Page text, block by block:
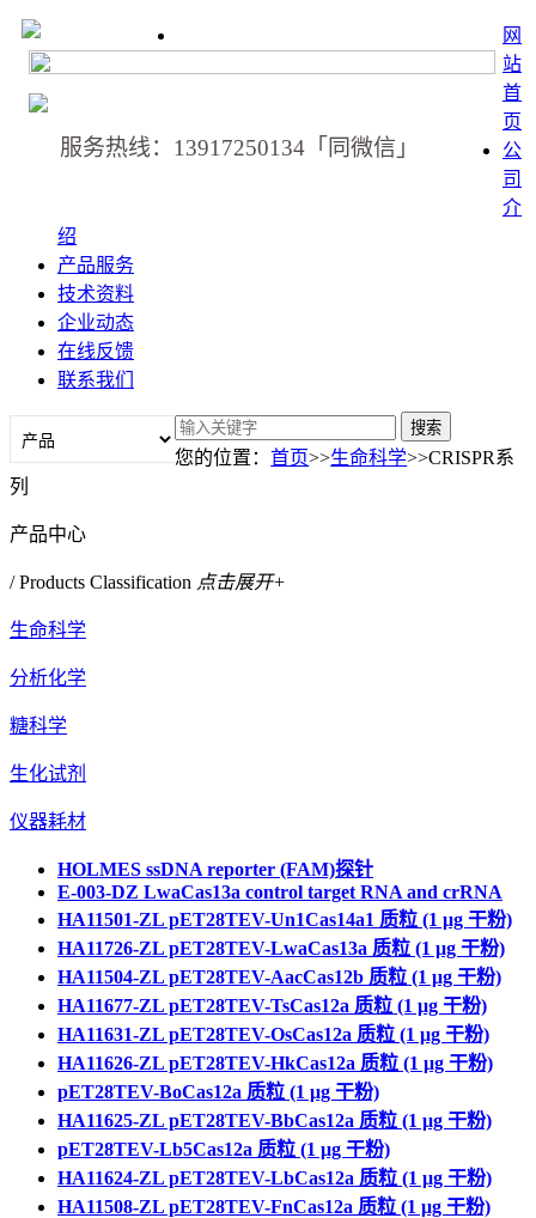
服务热线：13917250134「同微信」
网
站
首
页
公
司
介
绍
产品服务
技术资料
企业动态
在线反馈
联系我们
您的位置：首页>>生命科学>>CRISPR系
列
产品中心
/ Products Classification 点击展开+
生命科学
分析化学
糖科学
生化试剂
仪器耗材
HOLMES ssDNA reporter (FAM)探针
E-003-DZ LwaCas13a control target RNA and crRNA
HA11501-ZL pET28TEV-Un1Cas14a1 质粒 (1 μg 干粉)
HA11726-ZL pET28TEV-LwaCas13a 质粒 (1 μg 干粉)
HA11504-ZL pET28TEV-AacCas12b 质粒​ (1 μg 干粉)
HA11677-ZL pET28TEV-TsCas12a 质粒 (1 μg 干粉)
HA11631-ZL pET28TEV-OsCas12a 质粒​ (1 μg 干粉)
HA11626-ZL pET28TEV-HkCas12a 质粒 (1 μg 干粉)
pET28TEV-BoCas12a 质粒 (1 μg 干粉)
HA11625-ZL pET28TEV-BbCas12a 质粒​ (1 μg 干粉)
pET28TEV-Lb5Cas12a 质粒​ (1 μg 干粉)
HA11624-ZL pET28TEV-LbCas12a 质粒 (1 μg 干粉)
HA11508-ZL pET28TEV-FnCas12a 质粒​ (1 μg 干粉)